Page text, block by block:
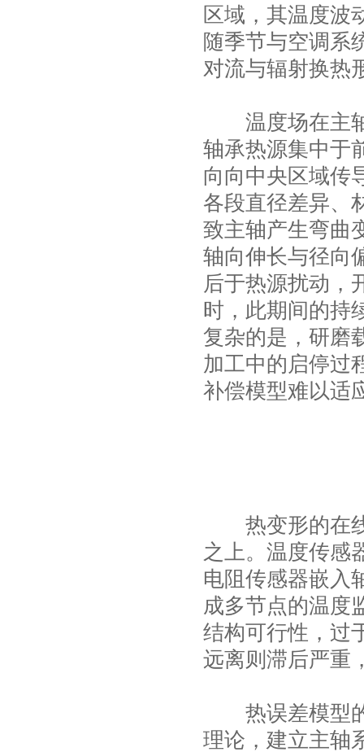
区域，其温度波
随季节与空调系
对流与辐射换热
温度场在主轴
轴承热源集中于
向向中央区域传
各段直径差异、
致主轴产生弯曲
轴向伸长与径向
后于热源扰动，
时，此期间的持
复杂的是，研磨
加工中的启停过
补偿模型难以适
热变形的在线
之上。温度传感
电阻传感器嵌入
成多节点的温度
结构可行性，过
远离则滞后严重
热误差模型的
理论，建立主轴